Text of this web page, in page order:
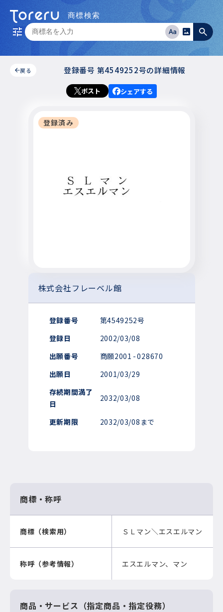
戻る 登録番号 第4549252号の詳細情報
ポスト シェアする
株式会社フレーベル館
登録番号
第4549252号
登録日
2002/03/08
出願番号
商願2001 -028670
出願日
2001/03/29
存続期間満了
日
2032/03/08
更新期限 2032/03/08まで
登録済み
商標・称呼
商標（検索用） ＳＬマン＼エスエルマン
称呼（参考情報） エスエルマン、マン
商品・サービス（指定商品・指定役務）